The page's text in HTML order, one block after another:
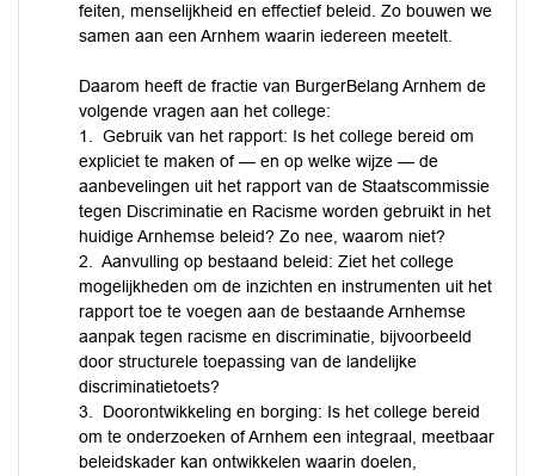
feiten, menselijkheid en effectief beleid. Zo bouwen we
samen aan een Arnhem waarin iedereen meetelt.
Daarom heeft de fractie van BurgerBelang Arnhem de
volgende vragen aan het college:
1. Gebruik van het rapport: Is het college bereid om
expliciet te maken of — en op welke wijze — de
aanbevelingen uit het rapport van de Staatscommissie
tegen Discriminatie en Racisme worden gebruikt in het
huidige Arnhemse beleid? Zo nee, waarom niet?
2. Aanvulling op bestaand beleid: Ziet het college
mogelijkheden om de inzichten en instrumenten uit het
rapport toe te voegen aan de bestaande Arnhemse
aanpak tegen racisme en discriminatie, bijvoorbeeld
door structurele toepassing van de landelijke
discriminatietoets?
3. Doorontwikkeling en borging: Is het college bereid
om te onderzoeken of Arnhem een integraal, meetbaar
beleidskader kan ontwikkelen waarin doelen,